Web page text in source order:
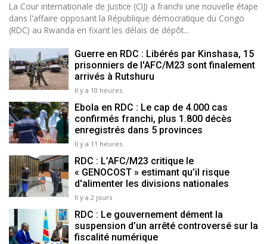
La Cour internationale de Justice (CIJ) a franchi une nouvelle étape
dans l'affaire opposant la République démocratique du Congo
(RDC) au Rwanda en fixant les délais de dépôt...
Guerre en RDC : Libérés par Kinshasa, 15
prisonniers de l'AFC/M23 sont finalement
arrivés à Rutshuru
Il y a 10 heures
Ebola en RDC : Le cap de 4.000 cas
confirmés franchi, plus 1.800 décès
enregistrés dans 5 provinces
Il y a 11 heures
RDC : L’AFC/M23 critique le
« GENOCOST » estimant qu’il risque
d'alimenter les divisions nationales
Il y a 2 jours
RDC : Le gouvernement dément la
suspension d’un arrêté controversé sur la
fiscalité numérique